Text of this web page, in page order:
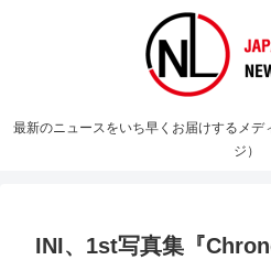
最新のニュースをいち早くお届けするメ
ジ）
INI、1st写真集『